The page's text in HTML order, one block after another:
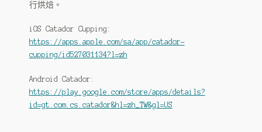
代幣
聯絡春珠咖啡表單
行烘焙。
iOS Catador Cupping:
https://apps.apple.com/sa/app/catador-
cupping/id527031134?l=zh
Android Catador:
https://play.google.com/store/apps/details?
id=gt.com.cs.catador&hl=zh_TW&gl=US